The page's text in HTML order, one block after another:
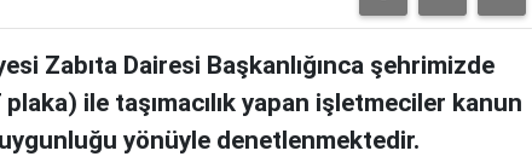
Zabıta Dairesi Başkanlığınca şehrimizde
ile taşımacılık yapan işletmeciler kanun
yönüyle denetlenmektedir.